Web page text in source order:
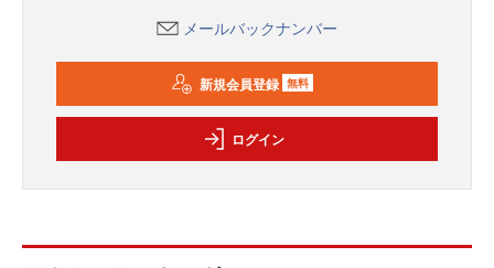
メールバックナンバー
新規会員登録 無料
ログイン